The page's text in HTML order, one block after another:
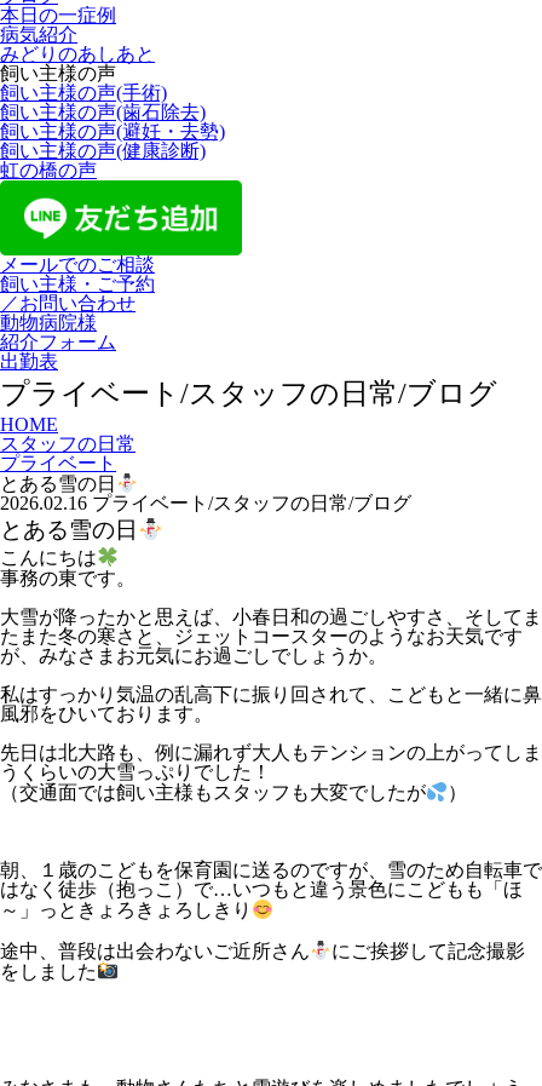
本日の一症例
病気紹介
みどりのあしあと
飼い主様の声
飼い主様の声(手術)
飼い主様の声(歯石除去)
飼い主様の声(避妊・去勢)
飼い主様の声(健康診断)
虹の橋の声
メールでのご相談
飼い主様・ご予約
／お問い合わせ
動物病院様
紹介フォーム
出勤表
プライベート/スタッフの日常/ブログ
HOME
スタッフの日常
プライベート
とある雪の日
2026.02.16 プライベート/スタッフの日常/ブログ
とある雪の日
こんにちは
事務の東です。
大雪が降ったかと思えば、小春日和の過ごしやすさ、そしてま
たまた冬の寒さと、ジェットコースターのようなお天気です
が、みなさまお元気にお過ごしでしょうか。
私はすっかり気温の乱高下に振り回されて、こどもと一緒に鼻
風邪をひいております。
先日は北大路も、例に漏れず大人もテンションの上がってしま
うくらいの大雪っぷりでした！
（交通面では飼い主様もスタッフも大変でしたが
）
朝、１歳のこどもを保育園に送るのですが、雪のため自転車で
はなく徒歩（抱っこ）で…いつもと違う景色にこどもも「ほ
～」っときょろきょろしきり
途中、普段は出会わないご近所さん
にご挨拶して記念撮影
をしました